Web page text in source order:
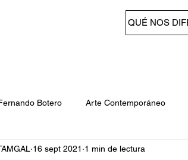
QUÉ NOS
Botero Arte Contemporáneo
Subastas fotografia
16 sept 2021 1 min de lectura